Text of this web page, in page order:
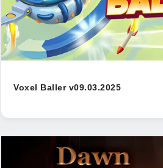
Voxel Baller v09.03.2025